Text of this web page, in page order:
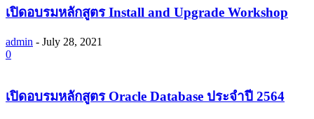
เปิดอบรมหลักสูตร Install and Upgrade Workshop
admin - July 28, 2021
0
เปิดอบรมหลักสูตร Oracle Database ประจำปี 2564